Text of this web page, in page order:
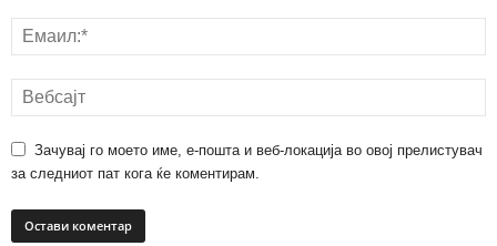
Зачувај го моето име, е-пошта и веб-локација во овој прелистувач
за следниот пат кога ќе коментирам.